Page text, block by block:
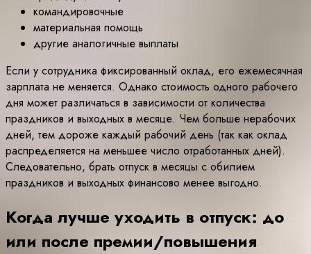
командировочные
материальная помощь
другие аналогичные выплаты
Если у сотрудника фиксированный оклад, его ежемесячная
зарплата не меняется. Однако стоимость одного рабочего
дня может различаться в зависимости от количества
праздников и выходных в месяце. Чем больше нерабочих
дней, тем дороже каждый рабочий день (так как оклад
распределяется на меньшее число отработанных дней).
Следовательно, брать отпуск в месяцы с обилием
праздников и выходных финансово менее выгодно.
Когда лучше уходить в отпуск: до
или после премии/повышения